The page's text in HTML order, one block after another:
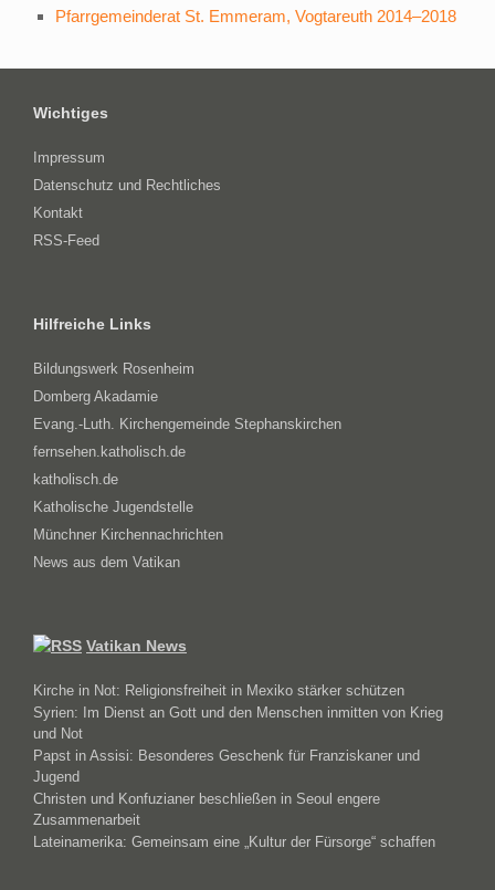
Pfarrgemeinderat St. Emmeram, Vogtareuth 2014–2018
Wichtiges
Impressum
Datenschutz und Rechtliches
Kontakt
RSS-Feed
Hilfreiche Links
Bildungswerk Rosenheim
Domberg Akadamie
Evang.-Luth. Kirchengemeinde Stephanskirchen
fernsehen.katholisch.de
katholisch.de
Katholische Jugendstelle
Münchner Kirchennachrichten
News aus dem Vatikan
Vatikan News
Kirche in Not: Religionsfreiheit in Mexiko stärker schützen
Syrien: Im Dienst an Gott und den Menschen inmitten von Krieg
und Not
Papst in Assisi: Besonderes Geschenk für Franziskaner und
Jugend
Christen und Konfuzianer beschließen in Seoul engere
Zusammenarbeit
Lateinamerika: Gemeinsam eine „Kultur der Fürsorge“ schaffen